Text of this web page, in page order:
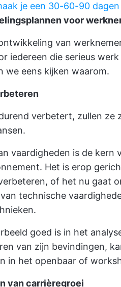
je een 30-60-90
voor
van
iedereen die serieus
we eens kijken waarom.
verbetert, zullen ze
vaardigheden is de kern
Het is erop
of het nu gaat
technische
goed is in het
van zijn bevindingen,
in het openbaar of
van carrièregroei